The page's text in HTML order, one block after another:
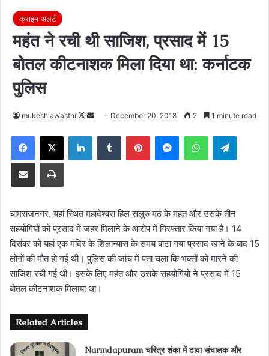
क्राइम अलर्ट
महंत ने रची थी साजिश, प्रसाद में 15
बोतल कीटनाशक मिला दिया था: कर्नाटक
पुलिस
mukesh awasthi
Follow
Send
email
December 20, 2018 2 1 minute read
Facebook
X LinkedInTumblr PinterestMessengerWhatsApp
Share via Email Print
चामराजनगर. यहां स्थित महादेश्वरा हिल सलुरु मठ के महंत और उसके तीन
सहयोगियों को प्रसाद में जहर मिलाने के आरोप में गिरफ्तार किया गया है। 14
दिसंबर को यहां एक मंदिर के शिलान्यास के समय बांटा गया प्रसाद खाने के बाद 15
लोगों की मौत हो गई थी। पुलिस की जांच में पता चला कि भक्तों को मारने की
साजिश रची गई थी। इसके लिए महंत और उसके सहयोगियों ने प्रसाद में 15
बोतल कीटनाशक मिलाया था।
Related Articles
Narmdapuram चरित्र शंका में ढावा संचालक और